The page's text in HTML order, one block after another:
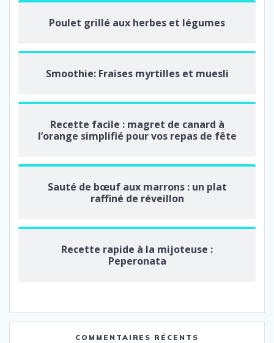
Poulet grillé aux herbes et légumes
Smoothie: Fraises myrtilles et muesli
Recette facile : magret de canard à
l’orange simplifié pour vos repas de fête
Sauté de bœuf aux marrons : un plat
raffiné de réveillon
Recette rapide à la mijoteuse :
Peperonata
COMMENTAIRES RÉCENTS